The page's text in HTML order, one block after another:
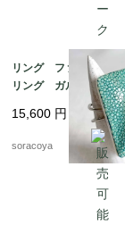
リング ファッション
リング ガルーシャ
スティングレイ エイ
革 スクウェアモチー
フ 9-10号フリーサイ
15,600 円
soracoya